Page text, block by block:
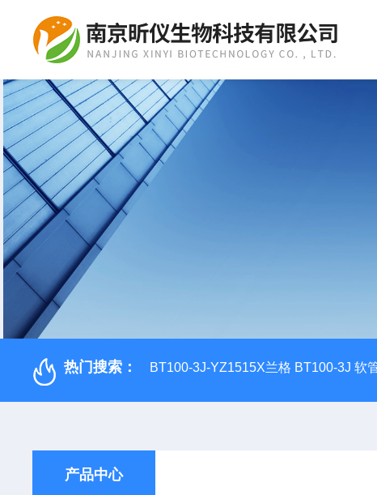
热门搜索： BT100-3J-YZ1515X兰格 BT100-3J 软
产品中心